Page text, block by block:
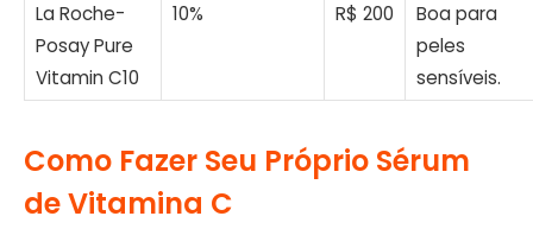
La Roche-
Posay Pure
Vitamin C10
10% R$ 200
Boa para
peles
sensíveis.
Como Fazer Seu Próprio Sérum
de Vitamina C